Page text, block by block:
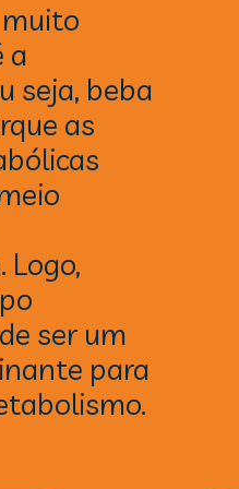
a
seja, beba
as
Logo,
ser um
para